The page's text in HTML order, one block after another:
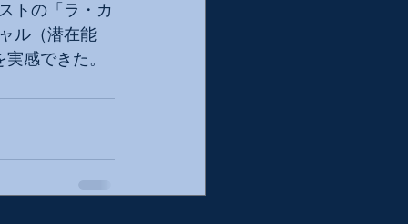
トの「ラ・カ
ル（潜在能
感できた。